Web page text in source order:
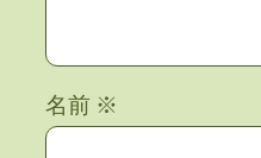
名前 ※